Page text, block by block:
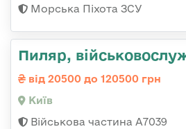
Морська Піхота ЗСУ
Пиляр,
від 20500 до 120500 грн
Київ
Військова частина А7039